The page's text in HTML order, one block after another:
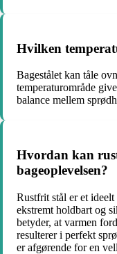
Hvilken
Bagestålet kan tåle
temperaturområde
balance mellem
Hvordan kan
bageoplevelsen?
Rustfrit stål er et
ekstremt holdbart og
betyder, at varmen
resulterer i perfekt
er afgørende for en